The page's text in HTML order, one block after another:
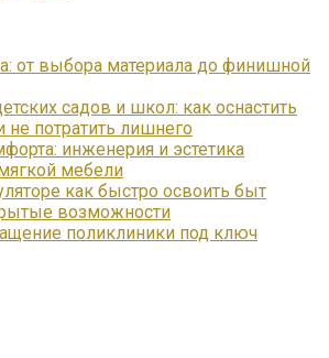
от выбора материала до финишной
садов и школ: как оснастить
не потратить лишнего
инженерия и эстетика
мебели
как быстро освоить быт
возможности
поликлиники под ключ